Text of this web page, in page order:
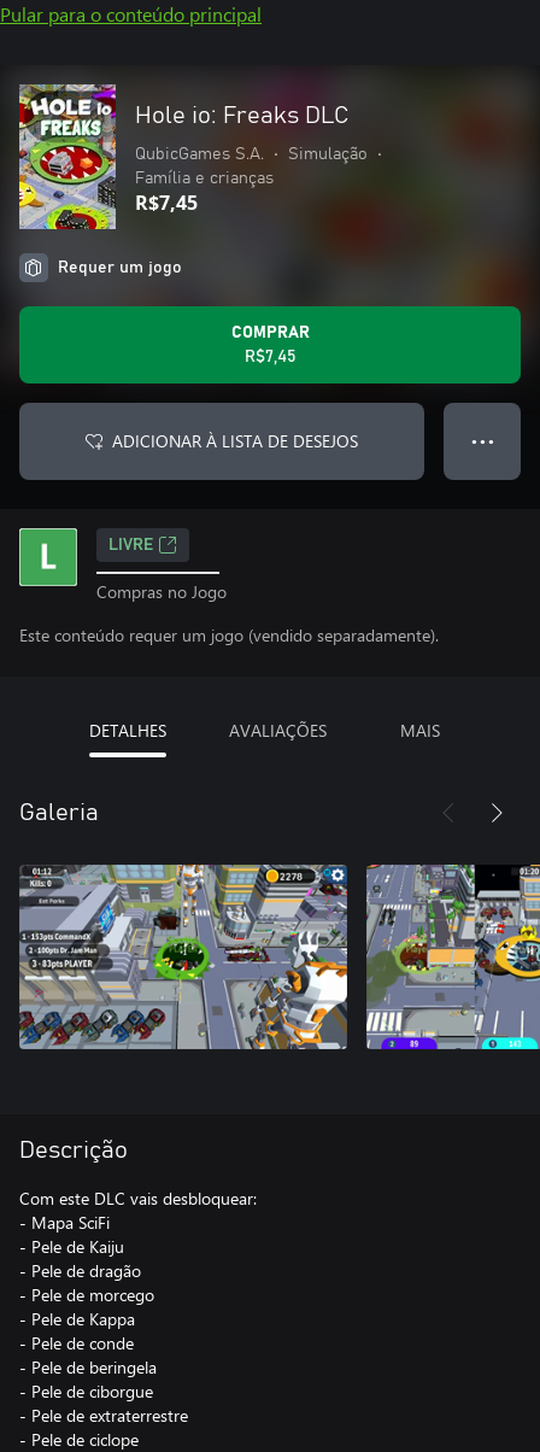
Pular para o conteúdo principal
Hole io: Freaks DLC
QubicGames S.A. • Simulação
•
Família e crianças
R$7,45
Requer um jogo
COMPRAR
R$7,45
ADICIONAR À LISTA DE DESEJOS ● ● ●
LIVRE
Compras no Jogo
Este conteúdo requer um jogo (vendido separadamente).
DETALHES AVALIAÇÕES MAIS
Galeria
Descrição
Com este DLC vais desbloquear:
- Mapa SciFi
- Pele de Kaiju
- Pele de dragão
- Pele de morcego
- Pele de Kappa
- Pele de conde
- Pele de beringela
- Pele de ciborgue
- Pele de extraterrestre
- Pele de ciclope